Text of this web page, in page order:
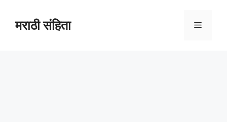
contentमराठी संहिता Menu